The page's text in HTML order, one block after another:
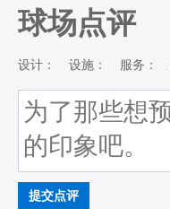
球场点评
设计： 设施： 服务：
提交点评